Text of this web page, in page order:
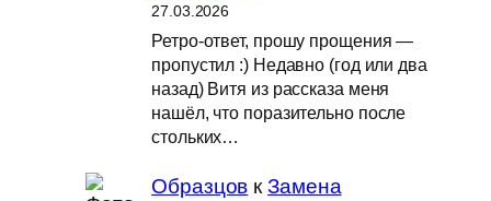
27.03.2026
Ретро-ответ, прошу прощения —
пропустил :) Недавно (год или два
назад) Витя из рассказа меня
нашёл, что поразительно после
стольких…
Образцов кЗамена